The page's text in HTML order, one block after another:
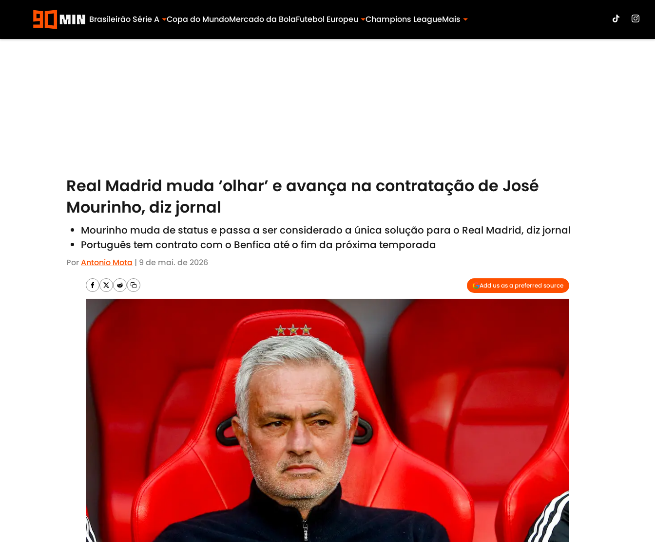
Brasileirão Série A Copa do MundoMercado da BolaFutebol Europeu Champions LeagueMais
Real Madrid muda ‘olhar’ e avança na contratação de José
Mourinho, diz jornal
Mourinho muda de status e passa a ser considerado a única solução para o Real Madrid, diz jornal
Português tem contrato com o Benfica até o fim da próxima temporada
PorAntonio Mota | 9 de mai. de 2026
Add us as a preferred source